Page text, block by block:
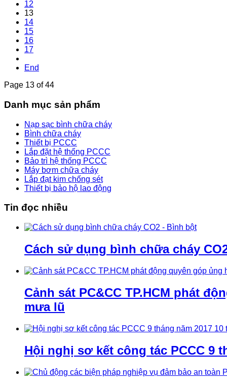
12
13
14
15
16
17
End
Page 13 of 44
Danh mục sản phẩm
Nạp sạc bình chữa cháy
Bình chữa cháy
Thiết bị PCCC
Lắp đặt hệ thống PCCC
Bảo trì hệ thống PCCC
Máy bơm chữa cháy
Lắp đạt kim chống sét
Thiết bị bảo hộ lao động
Tin đọc nhiều
Cách sử dụng bình chữa cháy
Cảnh sát PC&CC TP.HCM phát
mưa lũ
Hội nghị sơ kết công tác PCCC 9